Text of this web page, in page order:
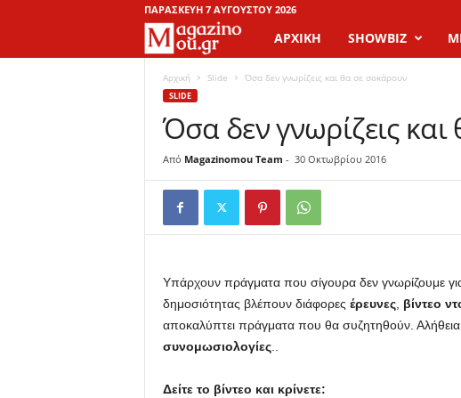
ΠΑΡΑΣΚΕΥΉ 7 ΑΥΓΟΎΣΤΟΥ 2026
a
a
z
i
o
M
o
ΑΡΧΙΚΉ SHOWBIZ
Αρχική Slide Όσα δεν γνωρίζεις και θα σε σοκάρουν
SLIDE
Όσα δεν γνωρίζεις
Από Magazinomou Team - 30 Οκτωβρίου 2016
Υπάρχουν πράγματα που σίγουρα δεν γνωρίζουμε
δημοσιότητας βλέπουν διάφορες έρευνες, βίντεο
αποκαλύπτει πράγματα που θα συζητηθούν. Αλήθεια,
συνομωσιολογίες..
Δείτε το βίντεο και κρίνετε: